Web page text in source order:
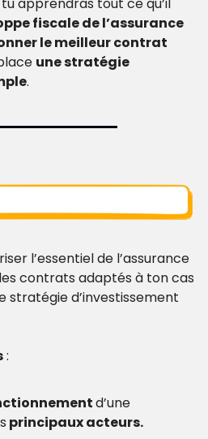
fiscale de l’assurance
le meilleur contrat
une stratégie
.
l’essentiel de l’assurance
contrats adaptés à ton cas
d’investissement
:
d’une
principaux acteurs.